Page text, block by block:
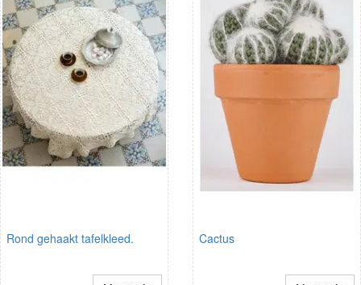
Rond gehaakt tafelkleed. Cactus